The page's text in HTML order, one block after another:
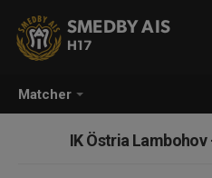
Matcher
SMEDBY AIS
H17
IK Östria Lambohov